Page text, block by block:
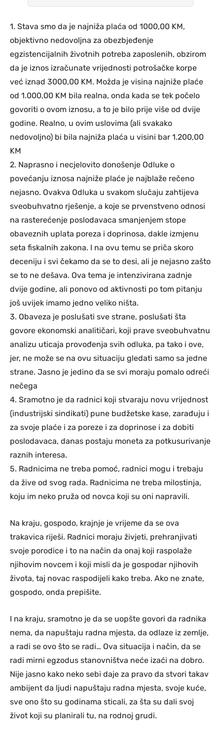
1. Stava smo da je najniža plaća od 1000,00 KM,
objektivno nedovoljna za obezbjeđenje
egzistencijalnih životnih potreba zaposlenih, obzirom
da je iznos izračunate vrijednosti potrošačke korpe
već iznad 3000,00 KM. Možda je visina najniže plaće
od 1.000,00 KM bila realna, onda kada se tek počelo
govoriti o ovom iznosu, a to je bilo prije više od dvije
godine. Realno, u ovim uslovima (ali svakako
nedovoljno) bi bila najniža plaća u visini bar 1.200,00
KM
2. Naprasno i necjelovito donošenje Odluke o
povećanju iznosa najniže plaće je najblaže rečeno
nejasno. Ovakva Odluka u svakom slučaju zahtijeva
sveobuhvatno rješenje, a koje se prvenstveno odnosi
na rasterećenje poslodavaca smanjenjem stope
obaveznih uplata poreza i doprinosa, dakle izmjenu
seta fiskalnih zakona. I na ovu temu se priča skoro
deceniju i svi čekamo da se to desi, ali je nejasno zašto
se to ne dešava. Ova tema je intenzivirana zadnje
dvije godine, ali ponovo od aktivnosti po tom pitanju
još uvijek imamo jedno veliko ništa.
3. Obaveza je poslušati sve strane, poslušati šta
govore ekonomski analitičari, koji prave sveobuhvatnu
analizu uticaja provođenja svih odluka, pa tako i ove,
jer, ne može se na ovu situaciju gledati samo sa jedne
strane. Jasno je jedino da se svi moraju pomalo odreći
nečega
4. Sramotno je da radnici koji stvaraju novu vrijednost
(industrijski sindikati) pune budžetske kase, zarađuju i
za svoje plaće i za poreze i za doprinose i za dobiti
poslodavaca, danas postaju moneta za potkusurivanje
raznih interesa.
5. Radnicima ne treba pomoć, radnici mogu i trebaju
da žive od svog rada. Radnicima ne treba milostinja,
koju im neko pruža od novca koji su oni napravili.
Na kraju, gospodo, krajnje je vrijeme da se ova
trakavica riješi. Radnici moraju živjeti, prehranjivati
svoje porodice i to na način da onaj koji raspolaže
njihovim novcem i koji misli da je gospodar njihovih
života, taj novac raspodijeli kako treba. Ako ne znate,
gospodo, onda prepišite.
I na kraju, sramotno je da se uopšte govori da radnika
nema, da napuštaju radna mjesta, da odlaze iz zemlje,
a radi se ovo što se radi… Ova situacija i način, da se
radi mirni egzodus stanovništva neće izaći na dobro.
Nije jasno kako neko sebi daje za pravo da stvori takav
ambijent da ljudi napuštaju radna mjesta, svoje kuće,
sve ono što su godinama sticali, za šta su dali svoj
život koji su planirali tu, na rodnoj grudi.